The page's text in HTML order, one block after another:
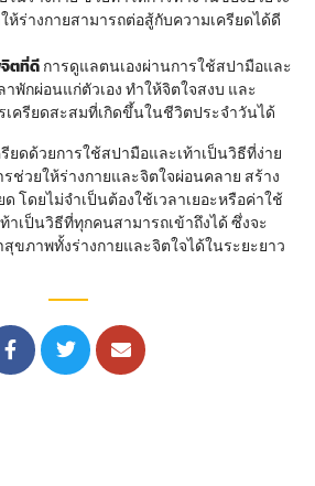
ห้ร่างกายสามารถต่อสู้กับความเครียดได้ดี
ตที่ดีการดูแลตนเองผ่านการใช้สปามือและ
าพักผ่อนแก่ตัวเอง ทำให้จิตใจสงบ และ
เครียดสะสมที่เกิดขึ้นในชีวิตประจำวันได้
ด้วยการใช้สปามือและเท้าเป็นวิธีที่ง่าย
ช่วยให้ร่างกายและจิตใจผ่อนคลาย สร้าง
โดยไม่จำเป็นต้องใช้เวลาเยอะหรือค่าใช้
าเป็นวิธีที่ทุกคนสามารถเข้าถึงได้ ซึ่งจะ
ขภาพทั้งร่างกายและจิตใจได้ในระยะยาว